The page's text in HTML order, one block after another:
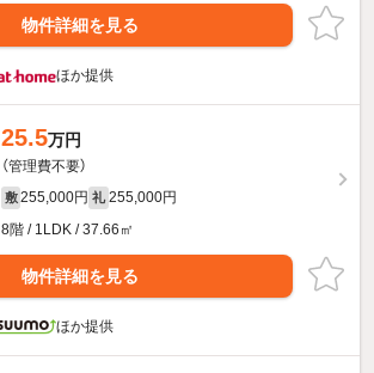
物件詳細を見る
ほか提供
25.5万円
（管理費不要）
敷 255,000円 礼 255,000円
8階 / 1LDK / 37.66㎡
物件詳細を見る
ほか提供